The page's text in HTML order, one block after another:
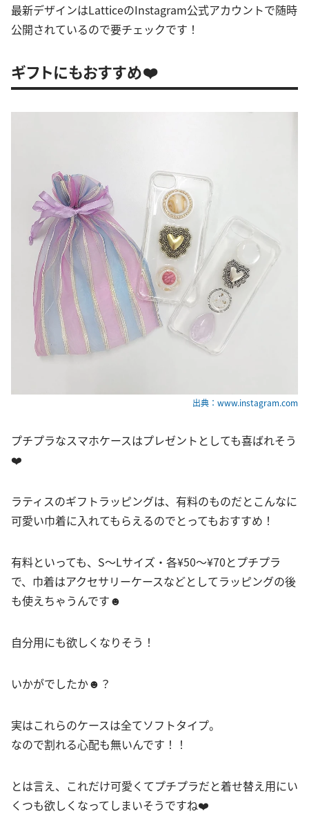
最新デザインはLatticeのInstagram公式アカウントで随時
公開されているので要チェックです！
ギフトにもおすすめ❤️
出典：www.instagram.com
プチプラなスマホケースはプレゼントとしても喜ばれそう
❤️
ラティスのギフトラッピングは、有料のものだとこんなに
可愛い巾着に入れてもらえるのでとってもおすすめ！
有料といっても、S〜Lサイズ・各¥50〜¥70とプチプラ
で、巾着はアクセサリーケースなどとしてラッピングの後
も使えちゃうんです☻
自分用にも欲しくなりそう！
いかがでしたか☻？
実はこれらのケースは全てソフトタイプ。
なので割れる心配も無いんです！！
とは言え、これだけ可愛くてプチプラだと着せ替え用にい
くつも欲しくなってしまいそうですね❤️